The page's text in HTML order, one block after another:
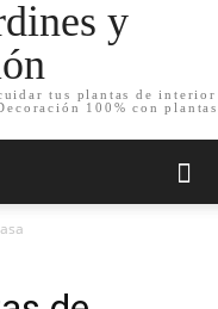
y
tus plantas de interior
100% con plantas